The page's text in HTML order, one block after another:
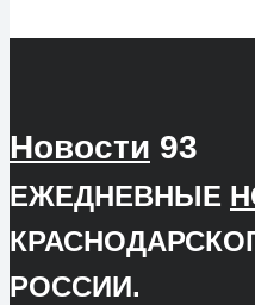
Новости 93
ЕЖЕДНЕВНЫЕ
РОССИИ.